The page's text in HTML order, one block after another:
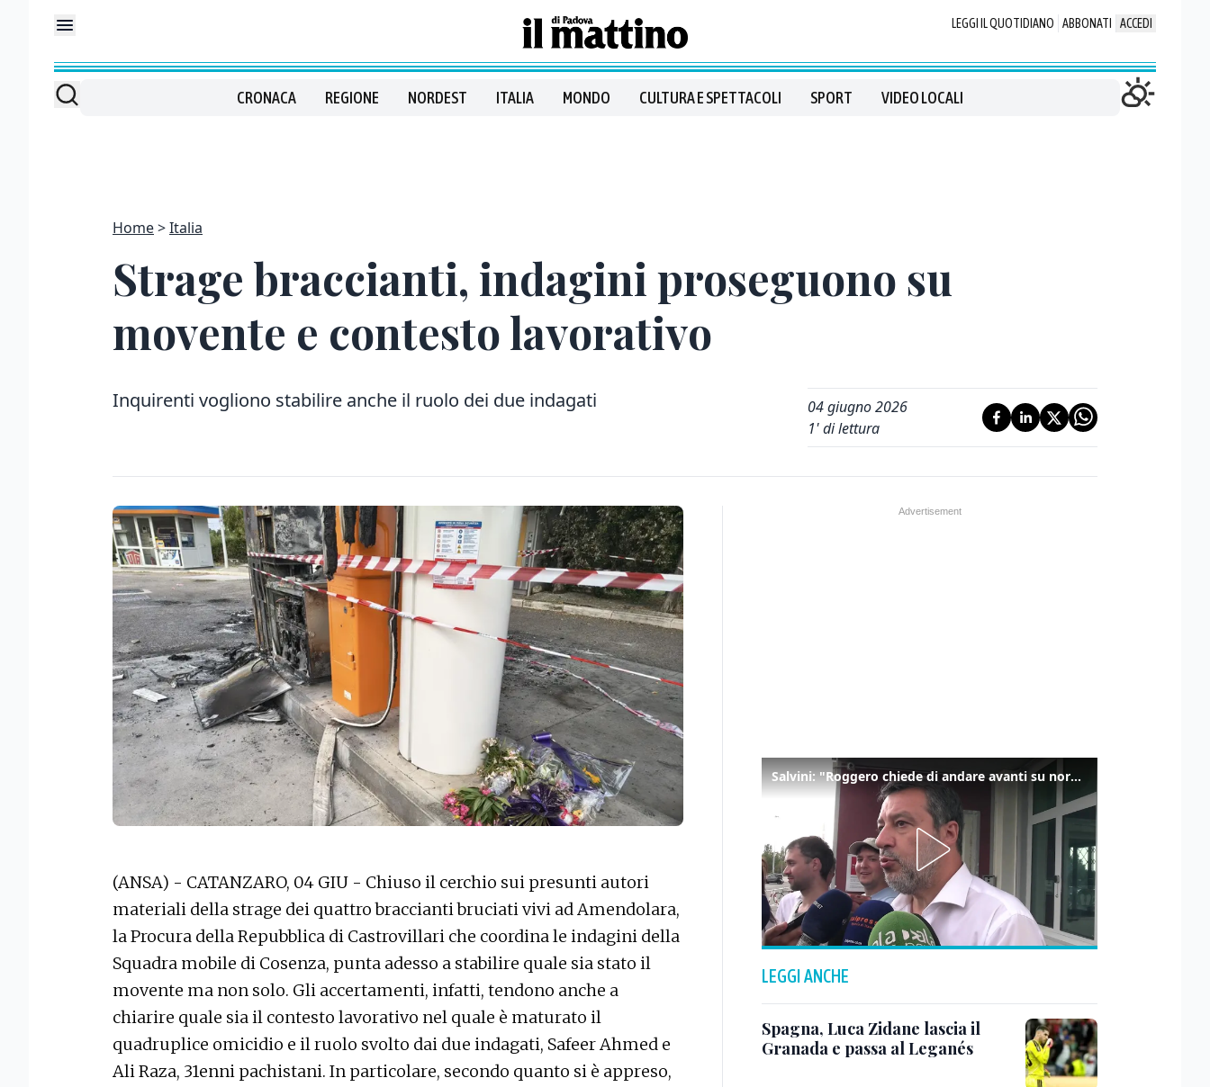
LEGGI IL QUOTIDIANO ABBONATI ACCEDI
CRONACA REGIONE NORDEST ITALIA MONDO CULTURA E SPETTACOLI SPORT VIDEO LOCALI
Home Italia
Strage braccianti, indagini proseguono su
movente e contesto lavorativo
Inquirenti vogliono stabilire anche il ruolo dei due indagati
04 giugno 2026
1' di lettura
(ANSA) - CATANZARO, 04 GIU - Chiuso il cerchio sui presunti autori
materiali della strage dei quattro braccianti bruciati vivi ad Amendolara,
la Procura della Repubblica di Castrovillari che coordina le indagini della
Squadra mobile di Cosenza, punta adesso a stabilire quale sia stato il
movente ma non solo. Gli accertamenti, infatti, tendono anche a
chiarire quale sia il contesto lavorativo nel quale è maturato il
quadruplice omicidio e il ruolo svolto dai due indagati, Safeer Ahmed e
Ali Raza, 31enni pachistani. In particolare, secondo quanto si è appreso,
Salvini: "Roggero chiede di andare avanti su norma anti-risarcimenti"
LEGGI ANCHE
Spagna, Luca Zidane lascia il
Granada e passa al Leganés